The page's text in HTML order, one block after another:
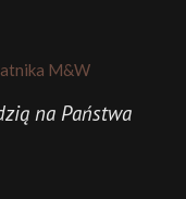
na Państwa